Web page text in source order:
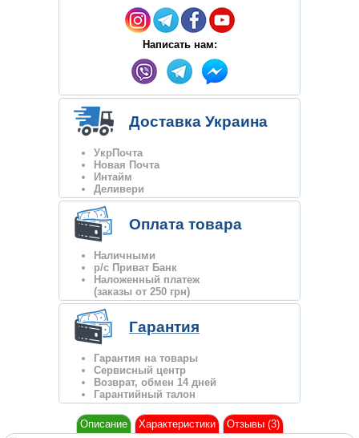
Написать нам:
Доставка Украина
УкрПочта
Новая Почта
Интайм
Деливери
Оплата товара
Наличными
р/с Приват Банк
Наложенный платеж
(заказы от 250 грн)
Гарантия
Гарантия на товары
Сервисный центр
Возврат, обмен 14 дней
Гарантийный талон
Описание Характеристики Отзывы (3)